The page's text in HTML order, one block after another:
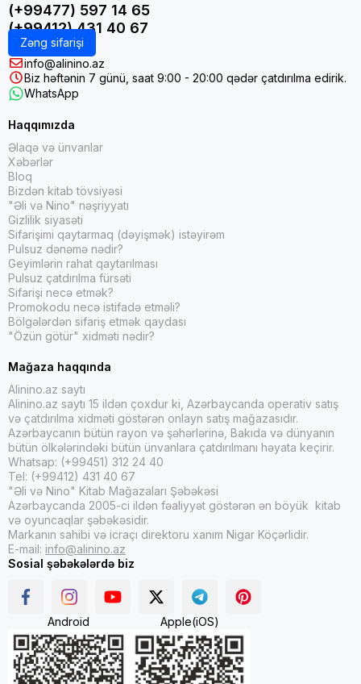
(+99477) 597 14 65
(+99412) 431 40 67
Zəng sifarişi
info@alinino.az
Biz həftənin 7 günü, saat 9:00 - 20:00 qədər çatdırılma edirik.
WhatsApp
Haqqımızda
Əlaqə və ünvanlar
Xəbərlər
Bloq
Bizdən kitab tövsiyəsi
"Əli və Nino" nəşriyyatı
Gizlilik siyasəti
Sifarişimi qaytarmaq (dəyişmək) istəyirəm
Pulsuz dənəmə nədir?
Geyimlərin rahat qaytarılması
Pulsuz çatdırılma fürsəti
Sifarişi necə etmək?
Promokodu necə istifadə etməli?
Bölgələrdən sifariş etmək qaydası
"Özün götür" xidməti nədir?
Mağaza haqqında
Alinino.az saytı
Alinino.az saytı 15 ildən çoxdur ki, Azərbaycanda operativ satış
və çatdırılma xidməti göstərən onlayn satış mağazasıdır.
Azərbaycanın bütün rayon və şəhərlərinə, Bakıda və dünyanın
bütün ölkələrindəki bütün ünvanlara çatdırılmanı həyata keçirir.
Whatsap: (+99451) 312 24 40
Tel: (+99412) 431 40 67
"Əli və Nino" Kitab Mağazaları Şəbəkəsi
Azərbaycanda 2005-ci ildən fəaliyyət göstərən ən böyük kitab
və oyuncaqlar şəbəkəsidir.
Markanın sahibi və icraçı direktoru xanım Nigar Köçərlidir.
E-mail: info@alinino.az
Sosial şəbəkələrdə biz
Android Apple(iOS)